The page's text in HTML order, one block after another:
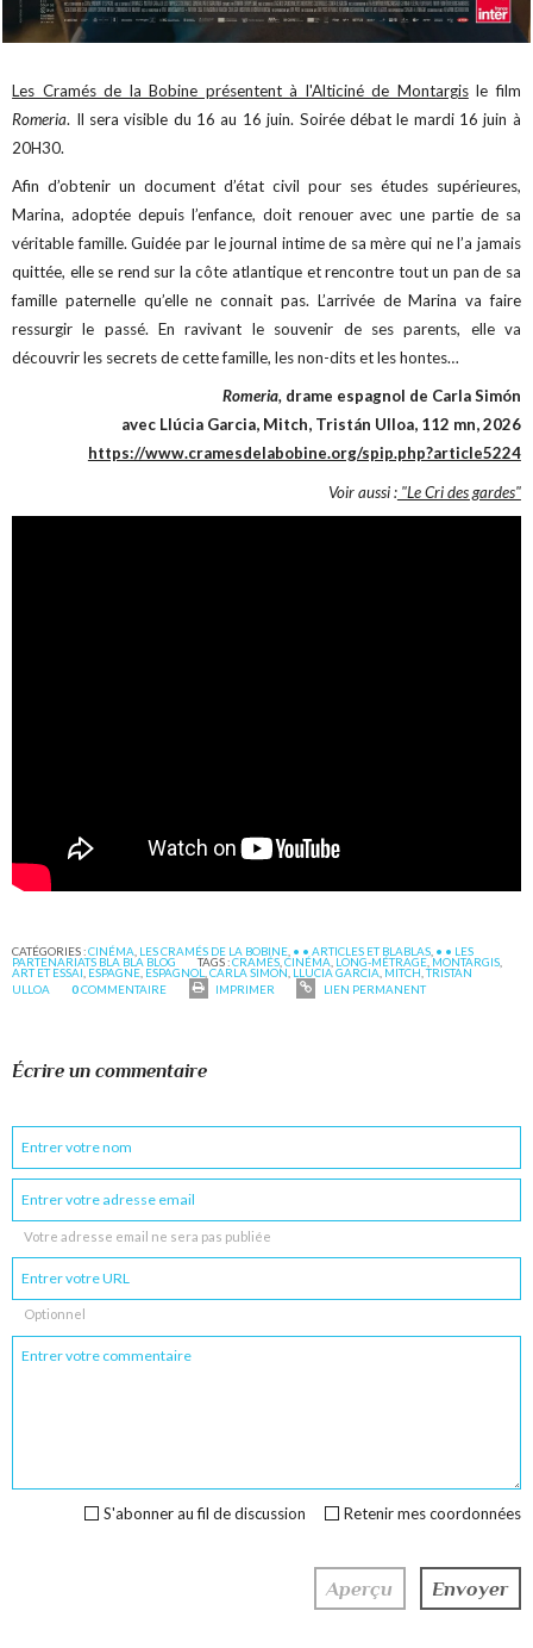
Les Cramés de la Bobine présentent à l'Alticiné de Montargisle film
Romeria. Il sera visible du 16 au 16 juin. Soirée débat le mardi 16 juin à
20H30.
Afin d’obtenir un document d’état civil pour ses études supérieures,
Marina, adoptée depuis l’enfance, doit renouer avec une partie de sa
véritable famille. Guidée par le journal intime de sa mère qui ne l’a jamais
quittée, elle se rend sur la côte atlantique et rencontre tout un pan de sa
famille paternelle qu’elle ne connait pas. L’arrivée de Marina va faire
ressurgir le passé. En ravivant le souvenir de ses parents, elle va
découvrir les secrets de cette famille, les non-dits et les hontes…
Romeria,drame espagnol de Carla Simón
avec Llúcia Garcia, Mitch, Tristán Ulloa, 112 mn, 2026
https://www.cramesdelabobine.org/spip.php?article5224
Voir aussi :"Le Cri des gardes"
CATÉGORIES :CINÉMA LES CRAMÉS DE LA BOBINE • • ARTICLES ET BLABLAS • • LES
PARTENARIATS BLA BLA BLOG TAGS :CRAMÉS ,CINÉMA LONG-MÉTRAGE MONTARGIS
ART ET ESSAI ESPAGNE ESPAGNOL ,CARLA SIMON LLUCIA GARCIA MITCH ,TRISTAN
ULLOA
0COMMENTAIRE IMPRIMER LIEN PERMANENT
Écrire un commentaire
Votre adresse email ne sera pas publiée
Optionnel
Retenir mes coordonnées
S'abonner au fil de discussion